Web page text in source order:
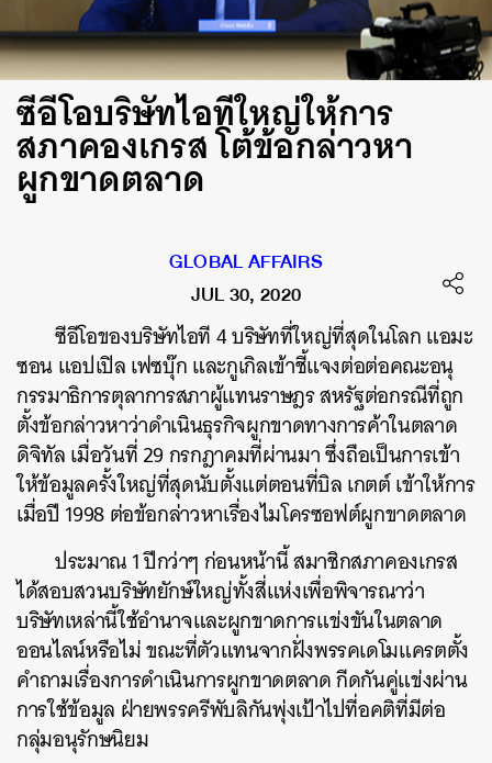
ซีอีโอบริษัทไอทีใหญ่ให้การ
สภาคองเกรส โต้ข้อกล่าวหา
ผูกขาดตลาด
GLOBAL AFFAIRS
JUL 30, 2020
ซีอีโอของบริษัทไอที 4 บริษัทที่ใหญ่ที่สุดในโลก แอมะ
ซอน แอปเปิล เฟซบุ๊ก และกูเกิลเข้าชี้แจงต่อต่อคณะอนุ
กรรมาธิการตุลาการสภาผู้แทนราษฎร สหรัฐต่อกรณีที่ถูก
ตั้งข้อกล่าวหาว่าดำเนินธุรกิจผูกขาดทางการค้าในตลาด
ดิจิทัล เมื่อวันที่ 29 กรกฎาคมที่ผ่านมา ซึ่งถือเป็นการเข้า
ให้ข้อมูลครั้งใหญ่ที่สุดนับตั้งแต่ตอนที่บิล เกตต์ เข้าให้การ
เมื่อปี 1998 ต่อข้อกล่าวหาเรื่องไมโครซอฟต์ผูกขาดตลาด
ประมาณ 1 ปีกว่าๆ ก่อนหน้านี้ สมาชิกสภาคองเกรส
ได้สอบสวนบริษัทยักษ์ใหญ่ทั้งสี่แห่งเพื่อพิจารณาว่า
บริษัทเหล่านี้ใช้อำนาจและผูกขาดการแข่งขันในตลาด
ออนไลน์หรือไม่ ขณะที่ตัวแทนจากฝั่งพรรคเดโมแครตตั้ง
คำถามเรื่องการดำเนินการผูกขาดตลาด กีดกันคู่แข่งผ่าน
การใช้ข้อมูล ฝ่ายพรรครีพับลิกันพุ่งเป้าไปที่อคติที่มีต่อ
กลุ่มอนุรักษนิยม